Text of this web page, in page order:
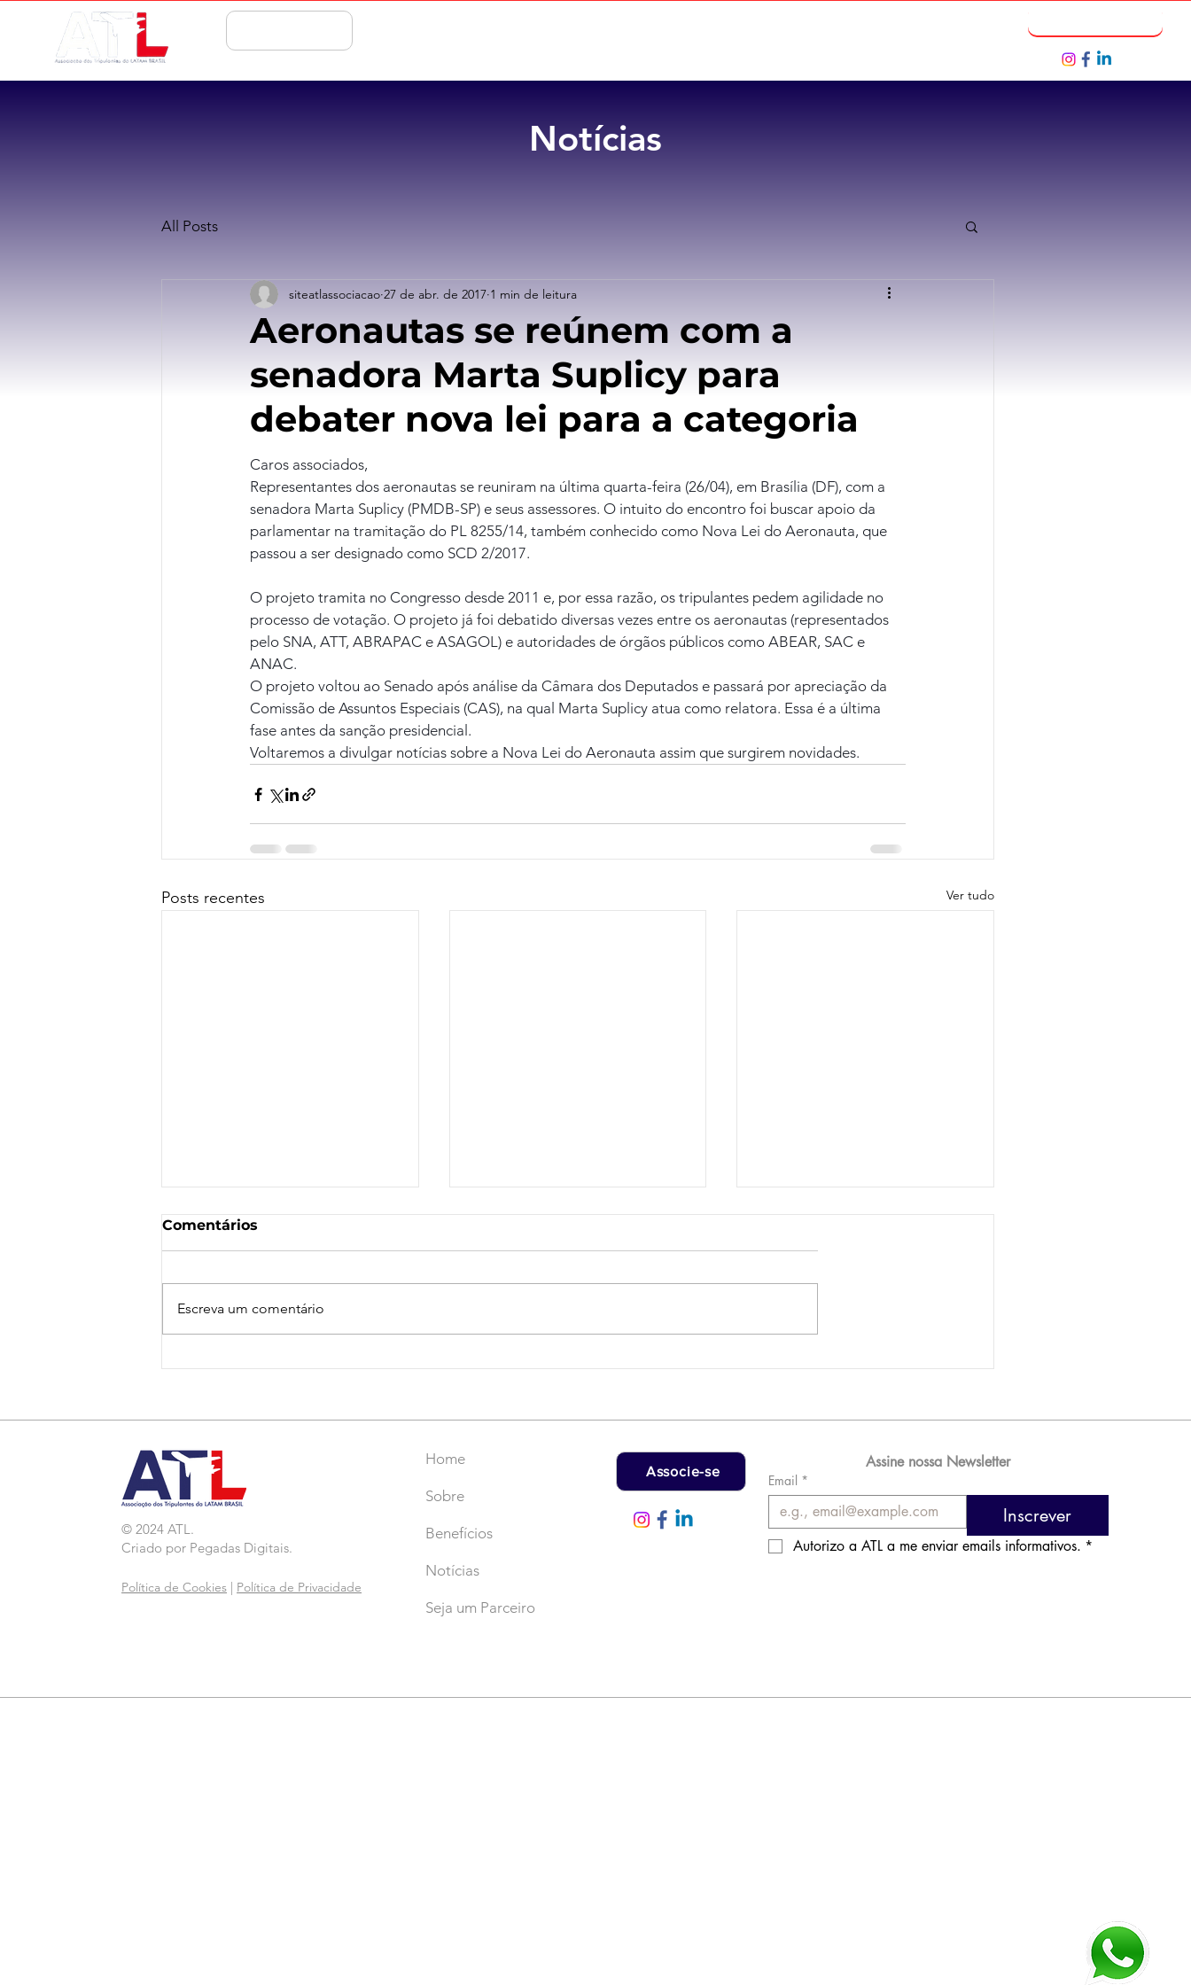
Notícias
All Posts
Aeronautas se reúnem com a
senadora Marta Suplicy para
debater nova lei para a categoria
siteatlassociacao 27 de abr. de 2017 1 min de leitura
Caros associados,
Representantes dos aeronautas se reuniram na última quarta-feira (26/04), em Brasília (DF), com a
senadora Marta Suplicy (PMDB-SP) e seus assessores. O intuito do encontro foi buscar apoio da
parlamentar na tramitação do PL 8255/14, também conhecido como Nova Lei do Aeronauta, que
passou a ser designado como SCD 2/2017.
O projeto tramita no Congresso desde 2011 e, por essa razão, os tripulantes pedem agilidade no
processo de votação. O projeto já foi debatido diversas vezes entre os aeronautas (representados
pelo SNA, ATT, ABRAPAC e ASAGOL) e autoridades de órgãos públicos como ABEAR, SAC e
ANAC.
O projeto voltou ao Senado após análise da Câmara dos Deputados e passará por apreciação da
Comissão de Assuntos Especiais (CAS), na qual Marta Suplicy atua como relatora. Essa é a última
fase antes da sanção presidencial.
Voltaremos a divulgar notícias sobre a Nova Lei do Aeronauta assim que surgirem novidades.
Posts recentes Ver tudo
Comentários
Escreva um comentário
© 2024 ATL.
Criado por Pegadas Digitais.
Política de Cookies Política de Privacidade
Home
Sobre
Benefícios
Notícias
Seja um Parceiro
Associe-se
Assine nossa Newsletter
Email *
Inscrever
Autorizo a ATL a me enviar emails informativos. *